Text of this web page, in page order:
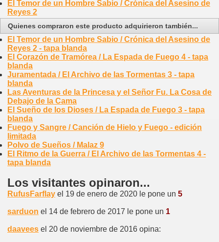
El Temor de un Hombre Sabio / Crónica del Asesino de
Reyes 2
Quienes compraron este producto adquirieron también...
El Temor de un Hombre Sabio / Crónica del Asesino de
Reyes 2 - tapa blanda
El Corazón de Tramórea / La Espada de Fuego 4 - tapa
blanda
Juramentada / El Archivo de las Tormentas 3 - tapa
blanda
Las Aventuras de la Princesa y el Señor Fu. La Cosa de
Debajo de la Cama
El Sueño de los Dioses / La Espada de Fuego 3 - tapa
blanda
Fuego y Sangre / Canción de Hielo y Fuego - edición
limitada
Polvo de Sueños / Malaz 9
El Ritmo de la Guerra / El Archivo de las Tormentas 4 -
tapa blanda
Los visitantes opinaron...
RufusFarflay el 19 de enero de 2020 le pone un 5
sarduon el 14 de febrero de 2017 le pone un 1
daavees el 20 de noviembre de 2016 opina: